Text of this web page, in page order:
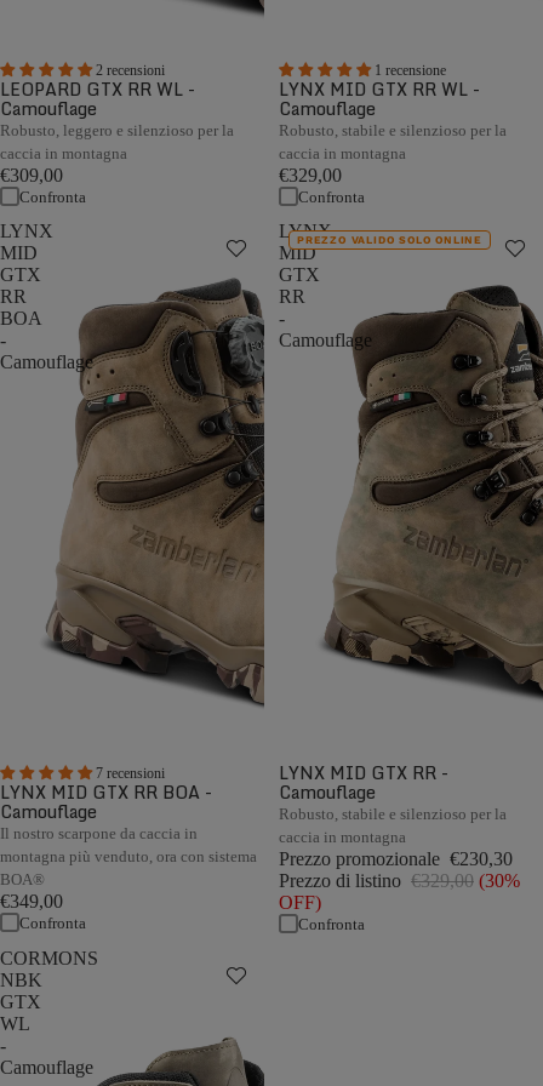
2 recensioni
LEOPARD GTX RR WL -
Camouflage
Robusto, leggero e silenzioso per la
caccia in montagna
€309,00
Confronta
1 recensione
LYNX MID GTX RR WL -
Camouflage
Robusto, stabile e silenzioso per la
caccia in montagna
€329,00
Confronta
LYNX
MID
GTX
RR
BOA
-
Camouflage
7 recensioni
LYNX MID GTX RR BOA -
Camouflage
Il nostro scarpone da caccia in
montagna più venduto, ora con sistema
BOA®
€349,00
Confronta
LYNX
MID
GTX
RR
-
Camouflage
PREZZO VALIDO SOLO ONLINE
LYNX MID GTX RR -
Camouflage
Robusto, stabile e silenzioso per la
caccia in montagna
Prezzo promozionale €230,30
Prezzo di listino €329,00 (30%
OFF)
Confronta
CORMONS
NBK
GTX
WL
-
Camouflage